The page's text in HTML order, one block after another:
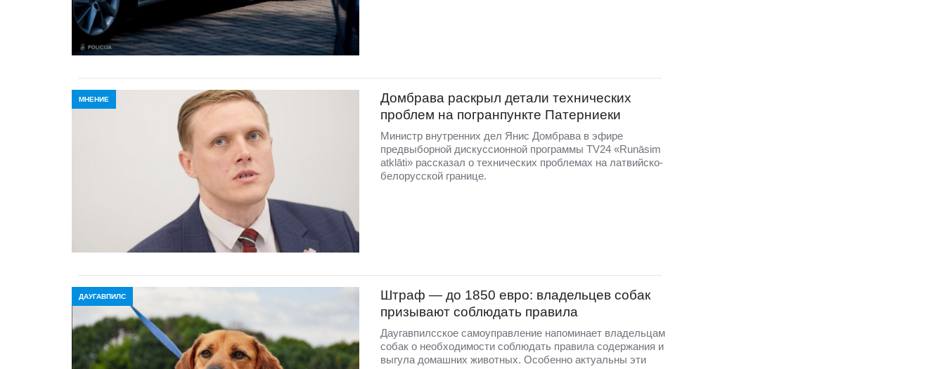
МНЕНИЕ
Домбравa раскрыл детали технических
проблем на погранпункте Патерниеки
Министр внутренних дел Янис Домбрава в эфире
предвыборной дискуссионной программы TV24 «Runāsim
atklāti» рассказал о технических проблемах на латвийско-
белорусской границе.
ДАУГАВПИЛС
Штраф — до 1850 евро: владельцев собак
призывают соблюдать правила
Даугавпилсское самоуправление напоминает владельцам
собак о необходимости соблюдать правила содержания и
выгула домашних животных. Особенно актуальны эти